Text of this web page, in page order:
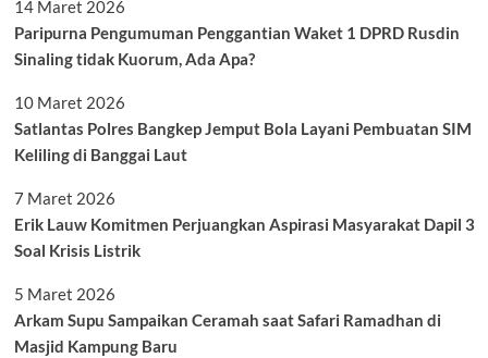
14 Maret 2026
Paripurna Pengumuman Penggantian Waket 1 DPRD Rusdin
Sinaling tidak Kuorum, Ada Apa?
10 Maret 2026
Satlantas Polres Bangkep Jemput Bola Layani Pembuatan SIM
Keliling di Banggai Laut
7 Maret 2026
Erik Lauw Komitmen Perjuangkan Aspirasi Masyarakat Dapil 3
Soal Krisis Listrik
5 Maret 2026
Arkam Supu Sampaikan Ceramah saat Safari Ramadhan di
Masjid Kampung Baru